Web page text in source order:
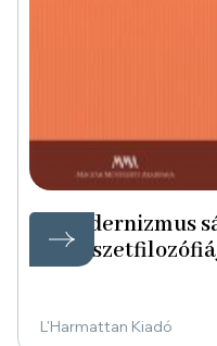
Modernizmus
L'Harmattan Kiadó